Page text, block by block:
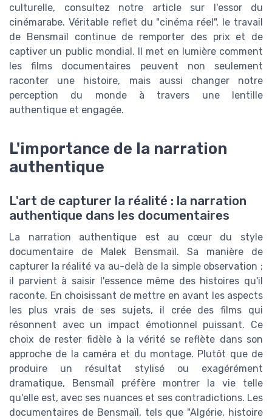
culturelle, consultez notre article sur l'essor du
cinémarabe. Véritable reflet du "cinéma réel", le travail
de Bensmaïl continue de remporter des prix et de
captiver un public mondial. Il met en lumière comment
les films documentaires peuvent non seulement
raconter une histoire, mais aussi changer notre
perception du monde à travers une lentille
authentique et engagée.
L'importance de la narration
authentique
L'art de capturer la réalité : la narration
authentique dans les documentaires
La narration authentique est au cœur du style
documentaire de Malek Bensmaïl. Sa manière de
capturer la réalité va au-delà de la simple observation ;
il parvient à saisir l'essence même des histoires qu'il
raconte. En choisissant de mettre en avant les aspects
les plus vrais de ses sujets, il crée des films qui
résonnent avec un impact émotionnel puissant. Ce
choix de rester fidèle à la vérité se reflète dans son
approche de la caméra et du montage. Plutôt que de
produire un résultat stylisé ou exagérément
dramatique, Bensmaïl préfère montrer la vie telle
qu'elle est, avec ses nuances et ses contradictions. Les
documentaires de Bensmaïl, tels que "Algérie, histoire